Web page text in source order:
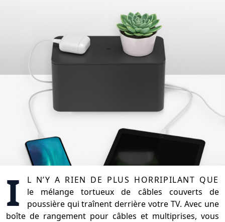
I
l n’y a rien de plus horripilant que
le mélange tortueux de câbles couverts de
poussière qui traînent derrière votre TV. Avec une
boîte de rangement pour câbles et multiprises, vous